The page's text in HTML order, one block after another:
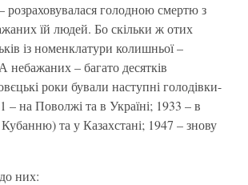
розраховувалася голодною смертю з
їй людей. Бо скільки ж отих
із номенклатури колишньої –
небажаних – багато десятків
роки бували наступні голодівки-
– на Поволжі та в Україні; 1933 – в
Кубанню) та у Казахстані; 1947 – знову
них: